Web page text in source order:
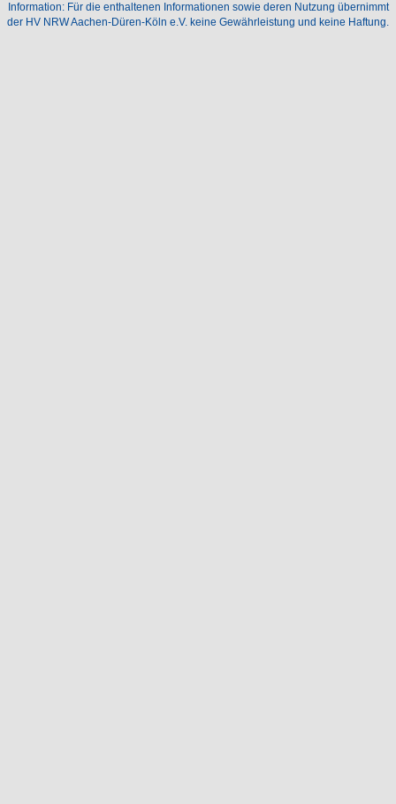
Information: Für die enthaltenen Informationen sowie deren Nutzung übernimmt
der HV NRW Aachen-Düren-Köln e.V. keine Gewährleistung und keine Haftung.